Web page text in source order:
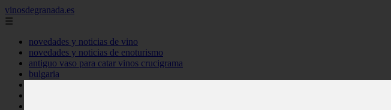
vinosdegranada.es
☰
novedades y noticias de vino
novedades y noticias de enoturismo
antiguo vaso para catar vinos crucigrama
bulgaria